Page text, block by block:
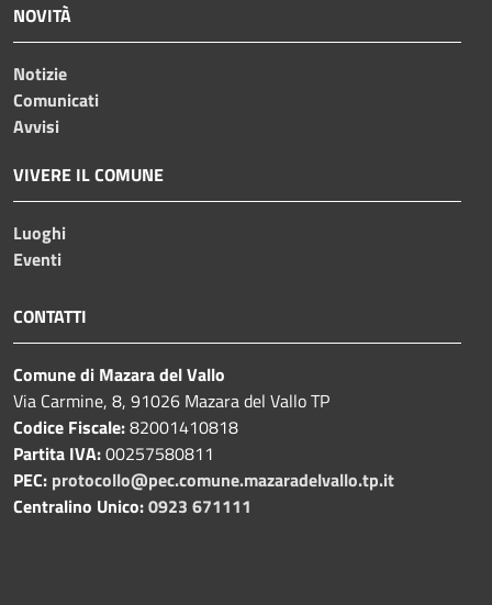
NOVITÀ
Notizie
Comunicati
Avvisi
VIVERE IL COMUNE
Luoghi
Eventi
CONTATTI
Comune di Mazara del Vallo
Via Carmine, 8, 91026 Mazara del Vallo TP
Codice Fiscale:82001410818
Partita IVA:00257580811
PEC: protocollo@pec.comune.mazaradelvallo.tp.it
Centralino Unico:0923 671111